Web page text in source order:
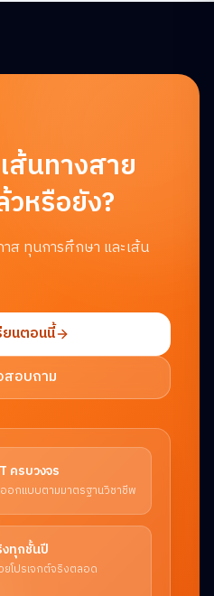
เส้นทางสาย
หรือยัง?
ส ทุนการศึกษา และเส้น
นตอนนี้
อบถาม
ครบวงจร
อกแบบตามมาตรฐานวิชาชีพ
ทุกชั้นปี
โปรเจกต์จริงตลอด